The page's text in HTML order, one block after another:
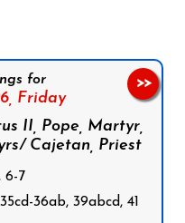
for
Friday
II, Pope, Martyr,
Cajetan, Priest
6-7
36ab, 39abcd, 41
>>